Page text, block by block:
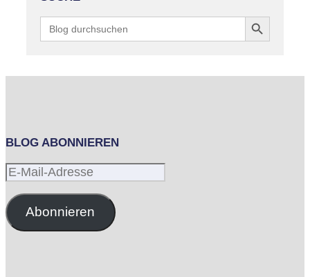
Search
for:
Search Button
BLOG ABONNIEREN
E-
AdresseAbonnieren